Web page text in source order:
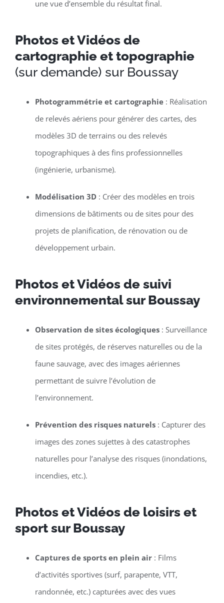
une vue d’ensemble du résultat final.
Photos et Vidéos de
cartographie et topographie
(sur demande) sur Boussay
Photogrammétrie et cartographie: Réalisation
de relevés aériens pour générer des cartes, des
modèles 3D de terrains ou des relevés
topographiques à des fins professionnelles
(ingénierie, urbanisme).
Modélisation 3D: Créer des modèles en trois
dimensions de bâtiments ou de sites pour des
projets de planification, de rénovation ou de
développement urbain.
Photos et Vidéos de suivi
environnemental sur Boussay
Observation de sites écologiques: Surveillance
de sites protégés, de réserves naturelles ou de la
faune sauvage, avec des images aériennes
permettant de suivre l’évolution de
l’environnement.
Prévention des risques naturels: Capturer des
images des zones sujettes à des catastrophes
naturelles pour l’analyse des risques (inondations,
incendies, etc.).
Photos et Vidéos de loisirs et
sport sur Boussay
Captures de sports en plein air: Films
d’activités sportives (surf, parapente, VTT,
randonnée, etc.) capturées avec des vues